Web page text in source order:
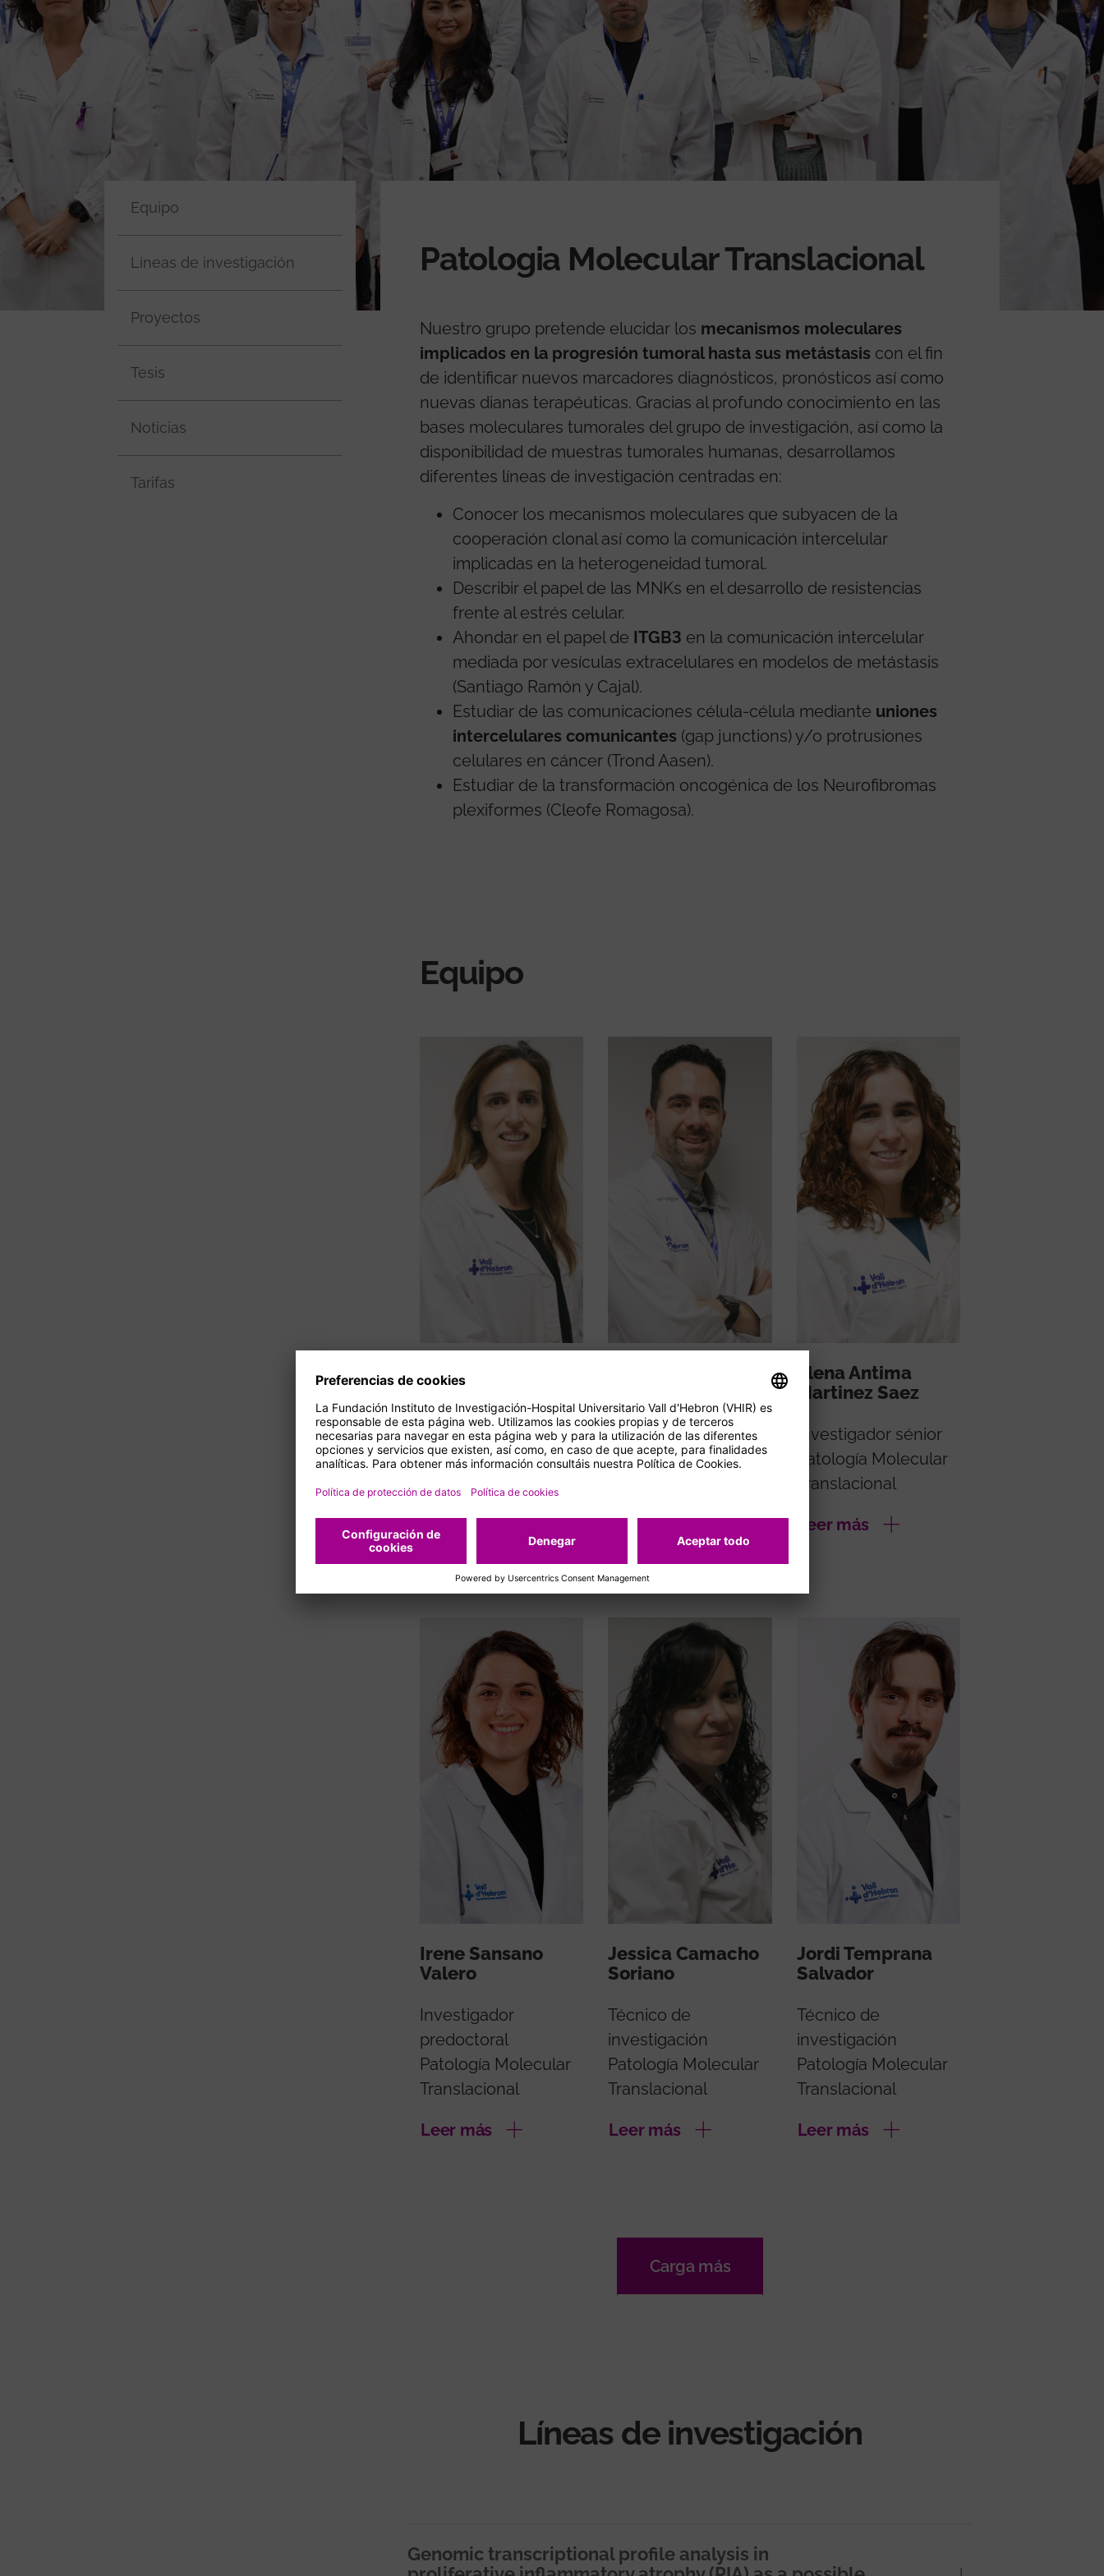
Equipo
Líneas de investigación
Proyectos
Tesis
Noticias
Tarifas
Patologia Molecular Translacional
Nuestro grupo pretende elucidar los mecanismos moleculares
implicados en la progresión tumoral hasta sus metástasis con el fin
de identificar nuevos marcadores diagnósticos, pronósticos así como
nuevas dianas terapéuticas. Gracias al profundo conocimiento en las
bases moleculares tumorales del grupo de investigación, así como la
disponibilidad de muestras tumorales humanas, desarrollamos
diferentes líneas de investigación centradas en:
Conocer los mecanismos moleculares que subyacen de la
cooperación clonal así como la comunicación intercelular
implicadas en la heterogeneidad tumoral.
Describir el papel de las MNKs en el desarrollo de resistencias
frente al estrés celular.
Ahondar en el papel de ITGB3 en la comunicación intercelular
mediada por vesículas extracelulares en modelos de metástasis
(Santiago Ramón y Cajal).
Estudiar de las comunicaciones célula-célula mediante uniones
intercelulares comunicantes (gap junctions) y/o protrusiones
celulares en cáncer (Trond Aasen).
Estudiar de la transformación oncogénica de los Neurofibromas
plexiformes (Cleofe Romagosa).
Equipo
Maria Teresa
Salcedo Allende
Investigador sénior
Patología Molecular
Translacional
Leer más
Investigador/a
principal
Leer más
Elena Antima
Martinez Saez
Investigador sénior
Patología Molecular
Translacional
Leer más
Irene Sansano
Valero
Investigador
predoctoral
Patología Molecular
Translacional
Leer más
Jessica Camacho
Soriano
Técnico de
investigación
Patología Molecular
Translacional
Leer más
Jordi Temprana
Salvador
Técnico de
investigación
Patología Molecular
Translacional
Leer más
Carga más
Líneas de investigación
Genomic transcriptional profile analysis in